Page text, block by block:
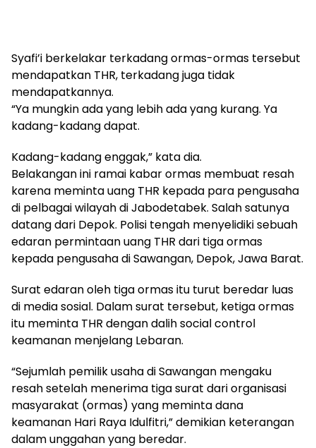
Syafi’i berkelakar terkadang ormas-ormas tersebut
mendapatkan THR, terkadang juga tidak
mendapatkannya.
“Ya mungkin ada yang lebih ada yang kurang. Ya
kadang-kadang dapat.
Kadang-kadang enggak,” kata dia.
Belakangan ini ramai kabar ormas membuat resah
karena meminta uang THR kepada para pengusaha
di pelbagai wilayah di Jabodetabek. Salah satunya
datang dari Depok. Polisi tengah menyelidiki sebuah
edaran permintaan uang THR dari tiga ormas
kepada pengusaha di Sawangan, Depok, Jawa Barat.
Surat edaran oleh tiga ormas itu turut beredar luas
di media sosial. Dalam surat tersebut, ketiga ormas
itu meminta THR dengan dalih social control
keamanan menjelang Lebaran.
“Sejumlah pemilik usaha di Sawangan mengaku
resah setelah menerima tiga surat dari organisasi
masyarakat (ormas) yang meminta dana
keamanan Hari Raya Idulfitri,” demikian keterangan
dalam unggahan yang beredar.